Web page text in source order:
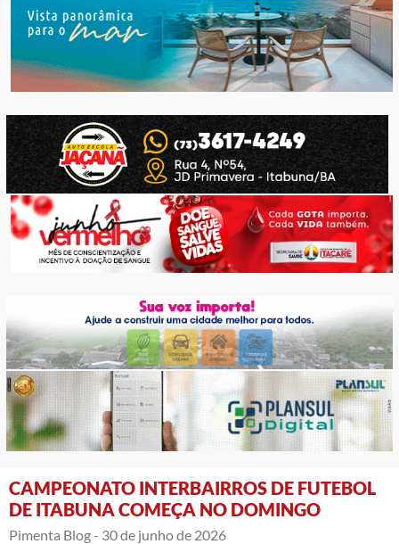
CAMPEONATO INTERBAIRROS DE FUTEBOL
DE ITABUNA COMEÇA NO DOMINGO
Pimenta Blog - 30 de junho de 2026